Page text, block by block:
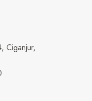
Ciganjur,